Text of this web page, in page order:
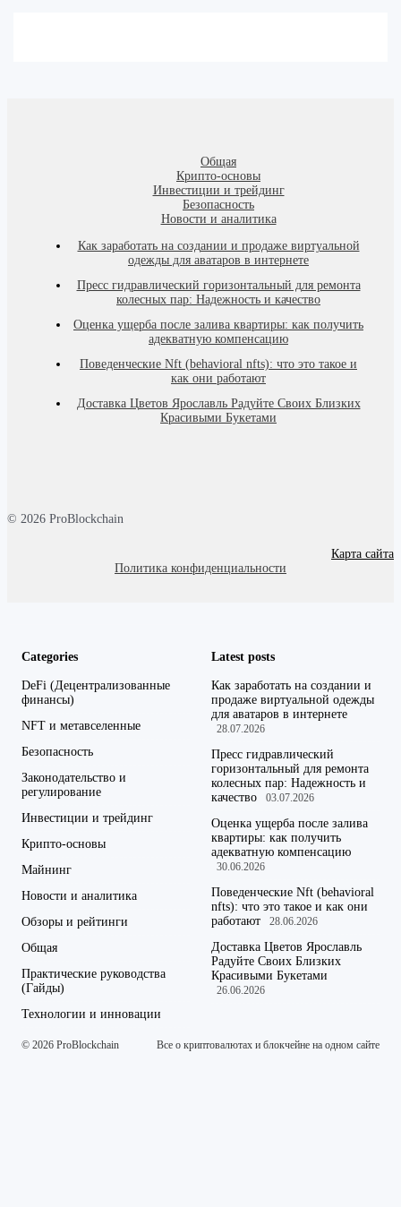
Общая
Крипто-основы
Инвестиции и трейдинг
Безопасность
Новости и аналитика
Как заработать на создании и продаже виртуальной
одежды для аватаров в интернете
Пресс гидравлический горизонтальный для ремонта
колесных пар: Надежность и качество
Оценка ущерба после залива квартиры: как получить
адекватную компенсацию
Поведенческие Nft (behavioral nfts): что это такое и
как они работают
Доставка Цветов Ярославль Радуйте Своих Близких
Красивыми Букетами
© 2026 ProBlockchain
Карта сайта
Политика конфиденциальности
Categories
DeFi (Децентрализованные
финансы)
NFT и метавселенные
Безопасность
Законодательство и
регулирование
Инвестиции и трейдинг
Крипто-основы
Майнинг
Новости и аналитика
Обзоры и рейтинги
Общая
Практические руководства
(Гайды)
Технологии и инновации
Latest posts
Как заработать на создании и
продаже виртуальной одежды
для аватаров в интернете
28.07.2026
Пресс гидравлический
горизонтальный для ремонта
колесных пар: Надежность и
качество
03.07.2026
Оценка ущерба после залива
квартиры: как получить
адекватную компенсацию
30.06.2026
Поведенческие Nft (behavioral
nfts): что это такое и как они
работают
28.06.2026
Доставка Цветов Ярославль
Радуйте Своих Близких
Красивыми Букетами
26.06.2026
© 2026 ProBlockchain Все о криптовалютах и блокчейне на одном сайте